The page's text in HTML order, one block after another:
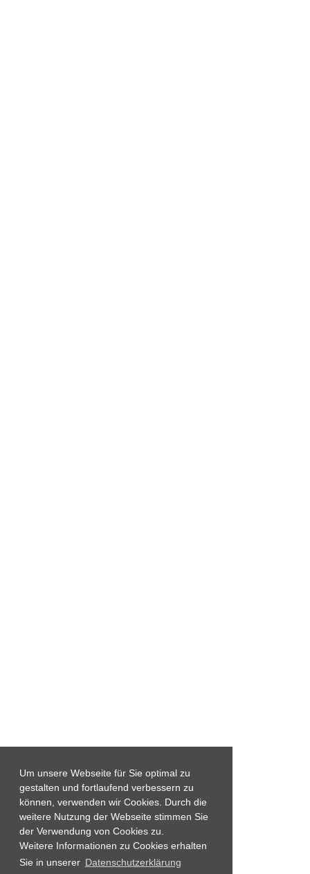
Um unsere Webseite für Sie optimal zu
gestalten und fortlaufend verbessern zu
können, verwenden wir Cookies. Durch die
weitere Nutzung der Webseite stimmen Sie
der Verwendung von Cookies zu.
Weitere Informationen zu Cookies erhalten
Sie in unserer Datenschutzerklärung